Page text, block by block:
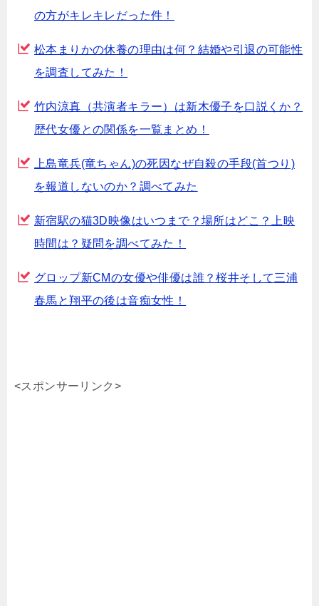
の方がキレキレだった件！
松本まりかの休養の理由は何？結婚や引退の可能性
を調査してみた！
竹内涼真（共演者キラー）は新木優子を口説くか？
歴代女優との関係を一覧まとめ！
上島竜兵(竜ちゃん)の死因なぜ自殺の手段(首つり)
を報道しないのか？調べてみた
新宿駅の猫3D映像はいつまで？場所はどこ？上映
時間は？疑問を調べてみた！
グロップ新CMの女優や俳優は誰？桜井そして三浦
春馬と翔平の後は音痴女性！
<スポンサーリンク>